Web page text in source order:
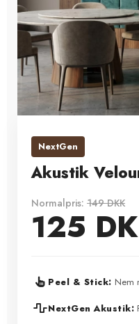
NextGen
Akustik
Normalpris: 149 DKK
125
Peel & Stick: Nem
NextGen Akustik: